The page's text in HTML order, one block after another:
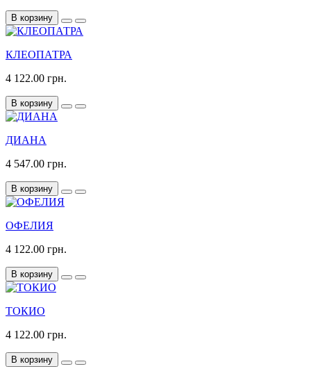
В корзину
КЛЕОПАТРА
4 122.00 грн.
В корзину
ДИАНА
4 547.00 грн.
В корзину
ОФЕЛИЯ
4 122.00 грн.
В корзину
ТОКИО
4 122.00 грн.
В корзину